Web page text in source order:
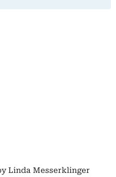
Linda Messerklinger